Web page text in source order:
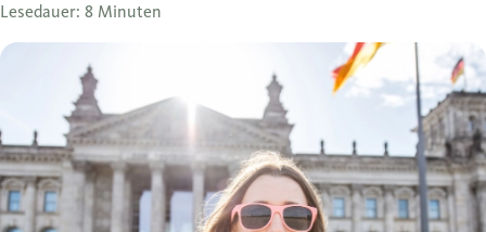
Lesedauer: 8 Minuten